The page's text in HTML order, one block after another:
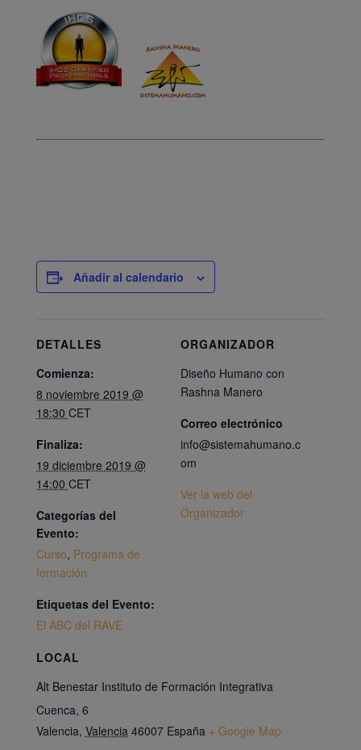
Añadir al calendario
DETALLES
Comienza:
8 noviembre 2019 @
18:30 CET
Finaliza:
19 diciembre 2019 @
14:00 CET
Categorías del
Evento:
Curso, Programa de
formación
Etiquetas del Evento:
El ABC del RAVE
LOCAL
Alt Benestar Instituto de Formación Integrativa
Cuenca, 6
Valencia, Valencia 46007 España + Google Map
ORGANIZADOR
Diseño Humano con
Rashna Manero
Correo electrónico
info@sistemahumano.c
om
Ver la web del
Organizador